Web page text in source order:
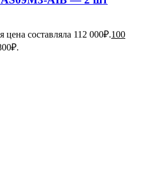
цена составляла 112 000₽.100